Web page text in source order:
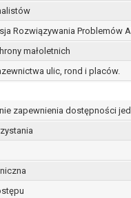
Rozwiązywania Problemów
małoletnich
ulic, rond i placów.
zapewnienia dostępności
przetwarzanie danych
z prawem, a osoba,
dotyczą, sprzeciwia się
danych, żądając w
ograniczenia,
której dane dotyczą,
ustalenia, obrony lub
osoba, której dane
sprzeciw wobec
danych - do czasu